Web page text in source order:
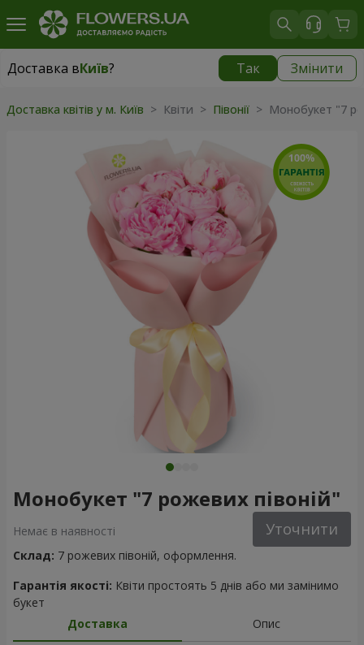
Доставка вКиїв? Так Змінити
Доставка вКиїв
Доставка квітів у м. Київ > Квіти > Півонії > Монобукет "7
Монобукет "7 рожевих півоній"
Немає в наявності Уточнити
Склад: 7 рожевих півоній, оформлення.
Гарантія якості: Квіти простоять 5 днів або ми замінимо
букет
Доставка
Опис